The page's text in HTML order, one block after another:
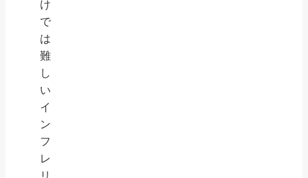
け
で
は
難
し
い
イ
ン
フ
レ
リ